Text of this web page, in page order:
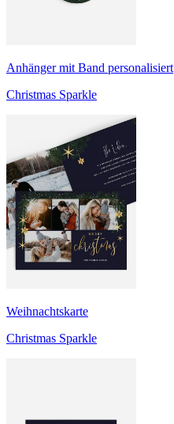
Anhänger mit Band personalisiert
Christmas Sparkle
Weihnachtskarte
Christmas Sparkle